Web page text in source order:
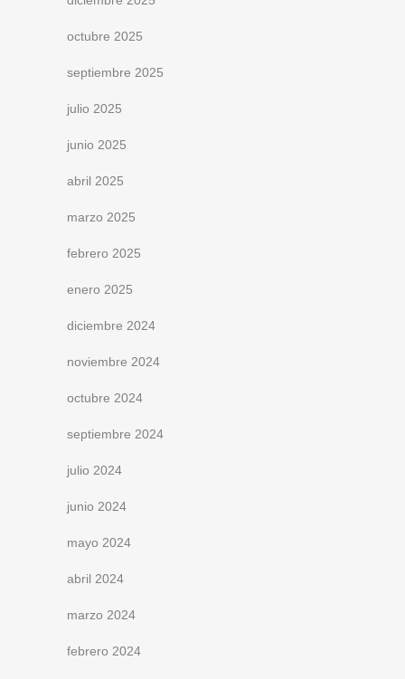
octubre 2025
septiembre 2025
julio 2025
junio 2025
abril 2025
marzo 2025
febrero 2025
enero 2025
diciembre 2024
noviembre 2024
octubre 2024
septiembre 2024
julio 2024
junio 2024
mayo 2024
abril 2024
marzo 2024
febrero 2024